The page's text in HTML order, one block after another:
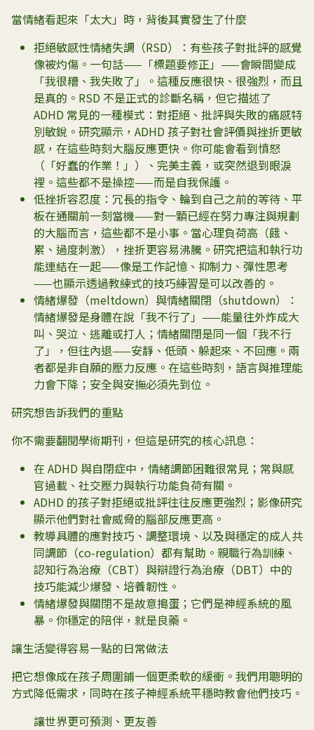
當情緒看起來「太大」時，背後其實發生了什麼
拒絕敏感性情緒失調（RSD）：有些孩子對批評的感覺
像被灼傷。一句話——「標題要修正」——會瞬間變成
「我很糟、我失敗了」。這種反應很快、很強烈，而且
是真的。RSD 不是正式的診斷名稱，但它描述了
ADHD 常見的一種模式：對拒絕、批評與失敗的痛感特
別敏銳。研究顯示，ADHD 孩子對社會評價與挫折更敏
感，在這些時刻大腦反應更快。你可能會看到憤怒
（「好蠢的作業！」）、完美主義，或突然退到眼淚
裡。這些都不是操控——而是自我保護。
低挫折容忍度：冗長的指令、輪到自己之前的等待、平
板在通關前一刻當機——對一顆已經在努力專注與規劃
的大腦而言，這些都不是小事。當心理負荷高（餓、
累、過度刺激），挫折更容易沸騰。研究把這和執行功
能連結在一起——像是工作記憶、抑制力、彈性思考
——也顯示透過教練式的技巧練習是可以改善的。
情緒爆發（meltdown）與情緒關閉（shutdown）：
情緒爆發是身體在說「我不行了」——能量往外炸成大
叫、哭泣、逃離或打人；情緒關閉是同一個「我不行
了」，但往內退——安靜、低頭、躲起來、不回應。兩
者都是非自願的壓力反應。在這些時刻，語言與推理能
力會下降；安全與安撫必須先到位。
研究想告訴我們的重點
你不需要翻閱學術期刊，但這是研究的核心訊息：
在 ADHD 與自閉症中，情緒調節困難很常見；常與感
官過載、社交壓力與執行功能負荷有關。
ADHD 的孩子對拒絕或批評往往反應更強烈；影像研究
顯示他們對社會威脅的腦部反應更高。
教導具體的應對技巧、調整環境、以及與穩定的成人共
同調節（co-regulation）都有幫助。親職行為訓練、
認知行為治療（CBT）與辯證行為治療（DBT）中的
技巧能減少爆發、培養韌性。
情緒爆發與關閉不是故意搗蛋；它們是神經系統的風
暴。你穩定的陪伴，就是良藥。
讓生活變得容易一點的日常做法
把它想像成在孩子周圍鋪一個更柔軟的緩衝。我們用聰明的
方式降低需求，同時在孩子神經系統平穩時教會他們技巧。
讓世界更可預測、更友善